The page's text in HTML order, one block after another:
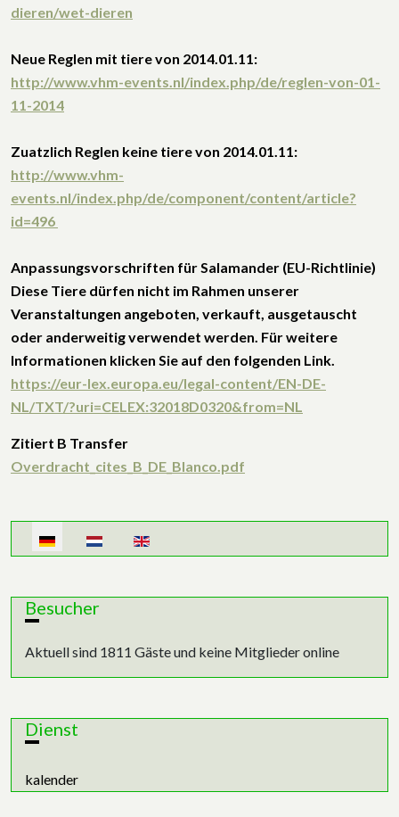
dieren/wet-dieren
Neue Reglen mit tiere von 2014.01.11:
http://www.vhm-events.nl/index.php/de/reglen-von-01-
11-2014
Zuatzlich Reglen keine tiere von 2014.01.11:
http://www.vhm-
events.nl/index.php/de/component/content/article?
id=496
Anpassungsvorschriften für Salamander (EU-Richtlinie)
Diese Tiere dürfen nicht im Rahmen unserer
Veranstaltungen angeboten, verkauft, ausgetauscht
oder anderweitig verwendet werden. Für weitere
Informationen klicken Sie auf den folgenden Link.
https://eur-lex.europa.eu/legal-content/EN-DE-
NL/TXT/?uri=CELEX:32018D0320&from=NL
Zitiert B Transfer
Overdracht_cites_B_DE_Blanco.pdf
Sprache auswählen
Besucher
Aktuell sind 1811 Gäste und keine Mitglieder online
Dienst
kalender